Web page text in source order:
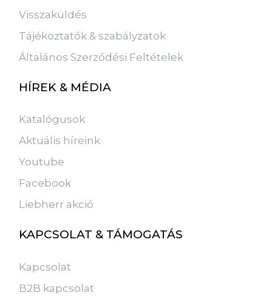
Visszaküldés
Tájékoztatók & szabályzatok
Általános Szerződési Feltételek
HÍREK & MÉDIA
Katalógusok
Aktuális híreink
Youtube
Facebook
Liebherr akció
KAPCSOLAT & TÁMOGATÁS
Kapcsolat
B2B kapcsolat